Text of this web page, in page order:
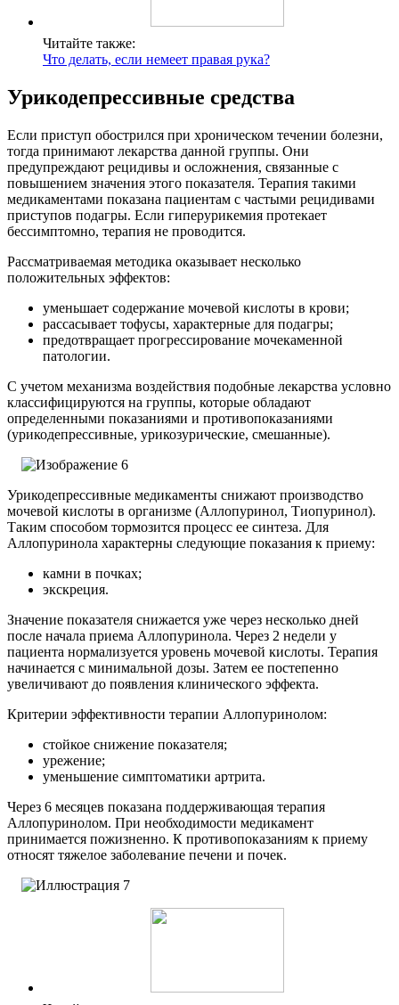
Читайте также:
Что делать, если немеет правая рука?
Урикодепрессивные средства
Если приступ обострился при хроническом течении болезни,
тогда принимают лекарства данной группы. Они
предупреждают рецидивы и осложнения, связанные с
повышением значения этого показателя. Терапия такими
медикаментами показана пациентам с частыми рецидивами
приступов подагры. Если гиперурикемия протекает
бессимптомно, терапия не проводится.
Рассматриваемая методика оказывает несколько
положительных эффектов:
уменьшает содержание мочевой кислоты в крови;
рассасывает тофусы, характерные для подагры;
предотвращает прогрессирование мочекаменной
патологии.
С учетом механизма воздействия подобные лекарства условно
классифицируются на группы, которые обладают
определенными показаниями и противопоказаниями
(урикодепрессивные, урикозурические, смешанные).
Урикодепрессивные медикаменты снижают производство
мочевой кислоты в организме (Аллопуринол, Тиопуринол).
Таким способом тормозится процесс ее синтеза. Для
Аллопуринола характерны следующие показания к приему:
камни в почках;
экскреция.
Значение показателя снижается уже через несколько дней
после начала приема Аллопуринола. Через 2 недели у
пациента нормализуется уровень мочевой кислоты. Терапия
начинается с минимальной дозы. Затем ее постепенно
увеличивают до появления клинического эффекта.
Критерии эффективности терапии Аллопуринолом:
стойкое снижение показателя;
урежение;
уменьшение симптоматики артрита.
Через 6 месяцев показана поддерживающая терапия
Аллопуринолом. При необходимости медикамент
принимается пожизненно. К противопоказаниям к приему
относят тяжелое заболевание печени и почек.